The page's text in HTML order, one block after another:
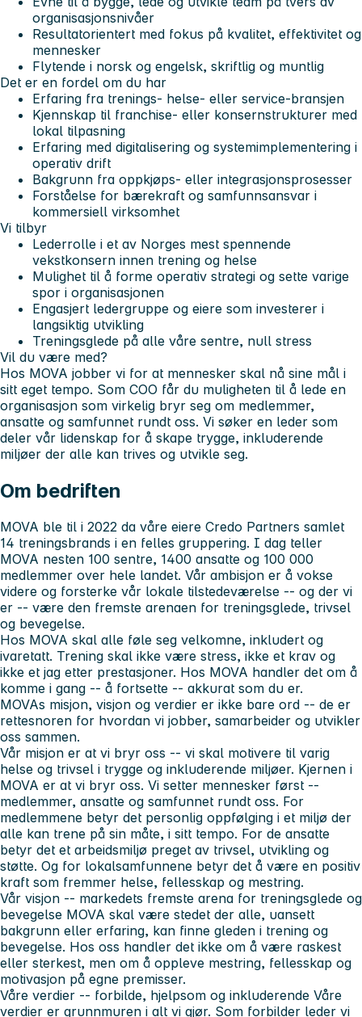
organisasjonsnivåer
Resultatorientert med fokus på kvalitet, effektivitet og
mennesker
Flytende i norsk og engelsk, skriftlig og muntlig
Det er en fordel om du har
Erfaring fra trenings- helse- eller service-bransjen
Kjennskap til franchise- eller konsernstrukturer med
lokal tilpasning
Erfaring med digitalisering og systemimplementering i
operativ drift
Bakgrunn fra oppkjøps- eller integrasjonsprosesser
Forståelse for bærekraft og samfunnsansvar i
kommersiell virksomhet
Vi tilbyr
Lederrolle i et av Norges mest spennende
vekstkonsern innen trening og helse
Mulighet til å forme operativ strategi og sette varige
spor i organisasjonen
Engasjert ledergruppe og eiere som investerer i
langsiktig utvikling
Treningsglede på alle våre sentre, null stress
Vil du være med?
Hos MOVA jobber vi for at mennesker skal nå sine mål i
sitt eget tempo. Som COO får du muligheten til å lede en
organisasjon som virkelig bryr seg om medlemmer,
ansatte og samfunnet rundt oss. Vi søker en leder som
deler vår lidenskap for å skape trygge, inkluderende
miljøer der alle kan trives og utvikle seg.
Om bedriften
MOVA ble til i 2022 da våre eiere Credo Partners samlet
14 treningsbrands i en felles gruppering. I dag teller
MOVA nesten 100 sentre, 1400 ansatte og 100 000
medlemmer over hele landet. Vår ambisjon er å vokse
videre og forsterke vår lokale tilstedeværelse -- og der vi
er -- være den fremste arenaen for treningsglede, trivsel
og bevegelse.
Hos MOVA skal alle føle seg velkomne, inkludert og
ivaretatt. Trening skal ikke være stress, ikke et krav og
ikke et jag etter prestasjoner. Hos MOVA handler det om å
komme i gang -- å fortsette -- akkurat som du er.
MOVAs misjon, visjon og verdier er ikke bare ord -- de er
rettesnoren for hvordan vi jobber, samarbeider og utvikler
oss sammen.
Vår misjon er at vi bryr oss -- vi skal motivere til varig
helse og trivsel i trygge og inkluderende miljøer. Kjernen i
MOVA er at vi bryr oss. Vi setter mennesker først --
medlemmer, ansatte og samfunnet rundt oss. For
medlemmene betyr det personlig oppfølging i et miljø der
alle kan trene på sin måte, i sitt tempo. For de ansatte
betyr det et arbeidsmiljø preget av trivsel, utvikling og
støtte. Og for lokalsamfunnene betyr det å være en positiv
kraft som fremmer helse, fellesskap og mestring.
Vår visjon -- markedets fremste arena for treningsglede og
bevegelse MOVA skal være stedet der alle, uansett
bakgrunn eller erfaring, kan finne gleden i trening og
bevegelse. Hos oss handler det ikke om å være raskest
eller sterkest, men om å oppleve mestring, fellesskap og
motivasjon på egne premisser.
Våre verdier -- forbilde, hjelpsom og inkluderende Våre
verdier er grunnmuren i alt vi gjør. Som forbilder leder vi